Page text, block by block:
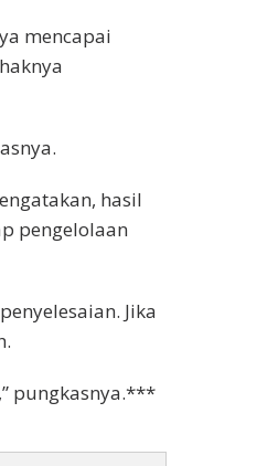
mencapai
hasil
pengelolaan
Jika
pungkasnya.***